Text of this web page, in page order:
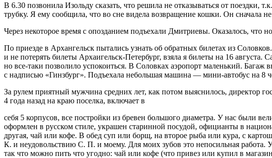
В 6.30 позвонила Изольду сказать, что решила не отказываться от
трубку. Я ему сообщила, что во сне видела возвращение кошки. Он сначала
Через некоторое время с опозданием подъехали Дмитриевы. Оказалось, что
По приезде в Архангельск пытались узнать об обратных билетах из
и не потерять билеты Архаигельск-Петербург, взяла я билеты на 16
но все-таки позволило успокоиться. В Соловках аэропорт маленький. Багаж
с надписью «Гинзбург». Подъехала небольшая машина — мини-автобус на 8
За рулем приятный мужчина средних лет, как потом выяснилось, директор
4 года назад на краю поселка, включает в
себя 5 корпусов, все постройки из бревен большого диаметра. У нас были
оформлен в русском стиле, украшен старинной посудой, официанты в
другая, чай или кофе. В обед суп или борщ, на второе рыба или кура, с
К. и неудовольствию С. П. и моему. Для моих зубов это непосильная работа.
так что можно пить что угодно: чай или кофе (что привез или купил в